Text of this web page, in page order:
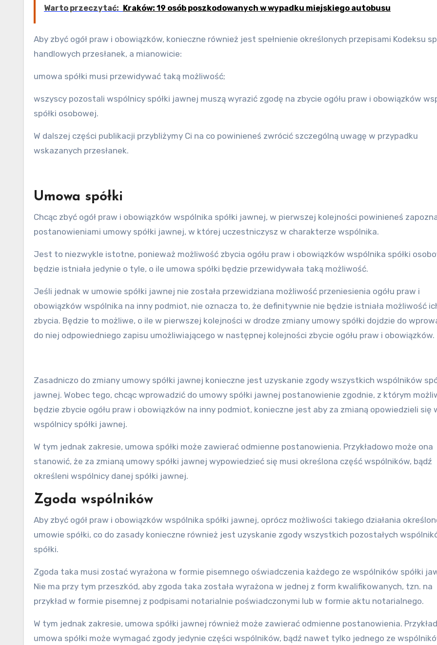
Warto przeczytać: Kraków: 19 osób poszkodowanych w wypadku miejskiego autobusu
Aby zbyć ogół praw i obowiązków, konieczne również jest spełnienie określonych przepisami Kodeksu
handlowych przesłanek, a mianowicie:
umowa spółki musi przewidywać taką możliwość;
wszyscy pozostali wspólnicy spółki jawnej muszą wyrazić zgodę na zbycie ogółu praw i obowiązków
spółki osobowej.
W dalszej części publikacji przybliżymy Ci na co powinieneś zwrócić szczególną uwagę w przypadku
wskazanych przesłanek.
Umowa spółki
Chcąc zbyć ogół praw i obowiązków wspólnika spółki jawnej, w pierwszej kolejności powinieneś
postanowieniami umowy spółki jawnej, w której uczestniczysz w charakterze wspólnika.
Jest to niezwykle istotne, ponieważ możliwość zbycia ogółu praw i obowiązków wspólnika spółki
będzie istniała jedynie o tyle, o ile umowa spółki będzie przewidywała taką możliwość.
Jeśli jednak w umowie spółki jawnej nie została przewidziana możliwość przeniesienia ogółu praw i
obowiązków wspólnika na inny podmiot, nie oznacza to, że definitywnie nie będzie istniała możliwość
zbycia. Będzie to możliwe, o ile w pierwszej kolejności w drodze zmiany umowy spółki dojdzie do
do niej odpowiedniego zapisu umożliwiającego w następnej kolejności zbycie ogółu praw i obowiązków.
Zasadniczo do zmiany umowy spółki jawnej konieczne jest uzyskanie zgody wszystkich wspólników
jawnej. Wobec tego, chcąc wprowadzić do umowy spółki jawnej postanowienie zgodnie, z którym
będzie zbycie ogółu praw i obowiązków na inny podmiot, konieczne jest aby za zmianą opowiedzieli się
wspólnicy spółki jawnej.
W tym jednak zakresie, umowa spółki może zawierać odmienne postanowienia. Przykładowo może ona
stanowić, że za zmianą umowy spółki jawnej wypowiedzieć się musi określona część wspólników, bądź
określeni wspólnicy danej spółki jawnej.
Zgoda wspólników
Aby zbyć ogół praw i obowiązków wspólnika spółki jawnej, oprócz możliwości takiego działania
umowie spółki, co do zasady konieczne również jest uzyskanie zgody wszystkich pozostałych
spółki.
Zgoda taka musi zostać wyrażona w formie pisemnego oświadczenia każdego ze wspólników spółki
Nie ma przy tym przeszkód, aby zgoda taka została wyrażona w jednej z form kwalifikowanych, tzn. na
przykład w formie pisemnej z podpisami notarialnie poświadczonymi lub w formie aktu notarialnego.
W tym jednak zakresie, umowa spółki jawnej również może zawierać odmienne postanowienia.
umowa spółki może wymagać zgody jedynie części wspólników, bądź nawet tylko jednego ze